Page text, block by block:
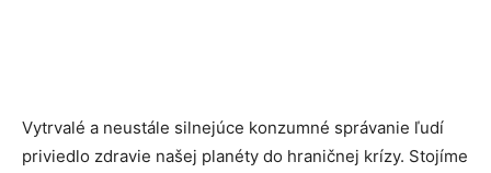
Vytrvalé a neustále silnejúce konzumné správanie ľudí
priviedlo zdravie našej planéty do hraničnej krízy. Stojíme